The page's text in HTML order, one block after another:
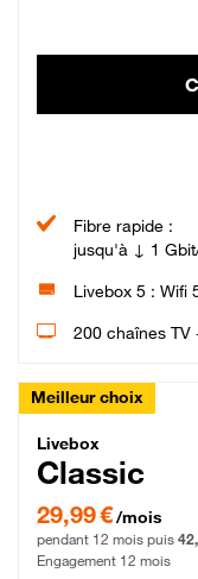
Fibre rapide :
jusqu'à ↓ 1
Livebox 5 : Wifi
200 chaînes TV
Meilleur choix
Livebox
Livebox
Classic
29,99 € par mois
29,99 €/mois
pendant 12 mois puis
Engagement 12 mois